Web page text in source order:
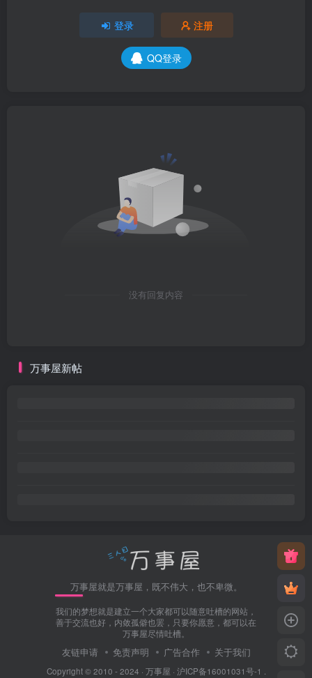
登录 注册
QQ登录
没有回复内容
万事屋新帖
万事屋就是万事屋，既不伟大，也不卑微。
我们的梦想就是建立一个大家都可以随意吐槽的网站，
善于交流也好，内敛孤僻也罢，只要你愿意，都可以在
万事屋尽情吐槽。
友链申请 免责声明 广告合作 关于我们
Copyright © 2010 - 2024 · 万事屋 · 沪ICP备16001031号-1